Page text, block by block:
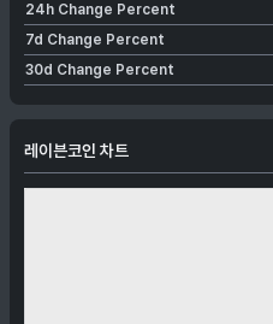
24h Change Percent
7d Change Percent
30d Change Percent
레이븐코인 차트